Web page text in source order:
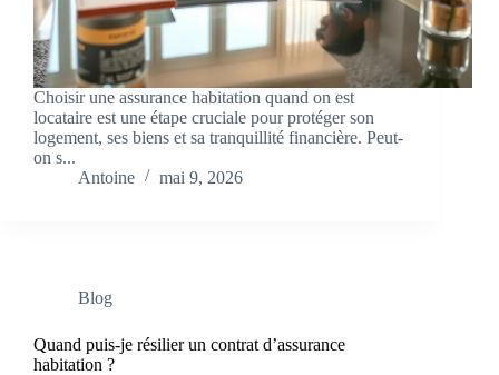
Choisir une assurance habitation quand on est
locataire est une étape cruciale pour protéger son
logement, ses biens et sa tranquillité financière. Peut-
on s...
Antoine
mai 9, 2026
Blog
Quand puis-je résilier un contrat d’assurance
habitation ?